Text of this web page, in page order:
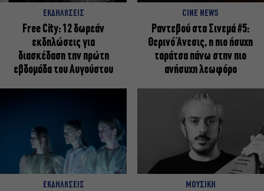
ΕΚΔΗΛΩΣΕΙΣ
Free City: 12 δωρεάν
εκδηλώσεις για
διασκέδαση την πρώτη
εβδομάδα του Αυγούστου
CINE NEWS
Ραντεβού στα Σινεμά #5:
Θερινό Άνεσις, η πιο ήσυχη
ταράτσα πάνω στην πιο
ανήσυχη λεωφόρο
ΕΚΔΗΛΩΣΕΙΣ ΜΟΥΣΙΚΗ